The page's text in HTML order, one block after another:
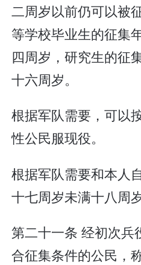
二周岁以前仍可以被
等学校毕业生的征集
四周岁，研究生的征
十六周岁。
根据军队需要，可以
性公民服现役。
根据军队需要和本人
十七周岁未满十八周
第二十一条 经初次兵
合征集条件的公民，